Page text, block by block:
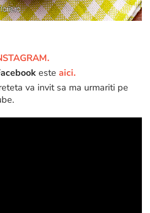
este aici.
va invit sa ma urmariti pe